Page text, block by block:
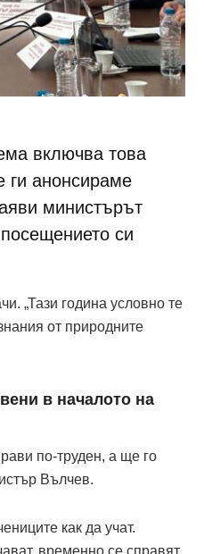
включва това
ги анонсираме
министърът
си
„Тази година условно те
от природните
в началото на
по-труден, а ще го
Вълчев.
как да учат.
временно се справят